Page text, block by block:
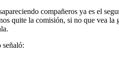
compañeros ya es el
quite la comisión, si no que vea
señaló: